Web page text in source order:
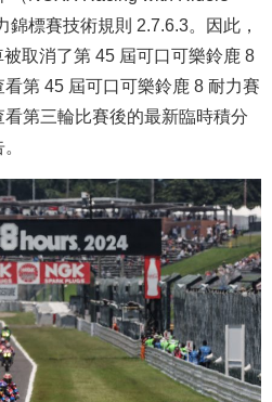
標賽技術規則 2.7.6.3。因此，
取消了第 45 屆可口可樂鈴鹿 8
第 45 屆可口可樂鈴鹿 8 耐力賽
第三輪比賽後的最新臨時積分